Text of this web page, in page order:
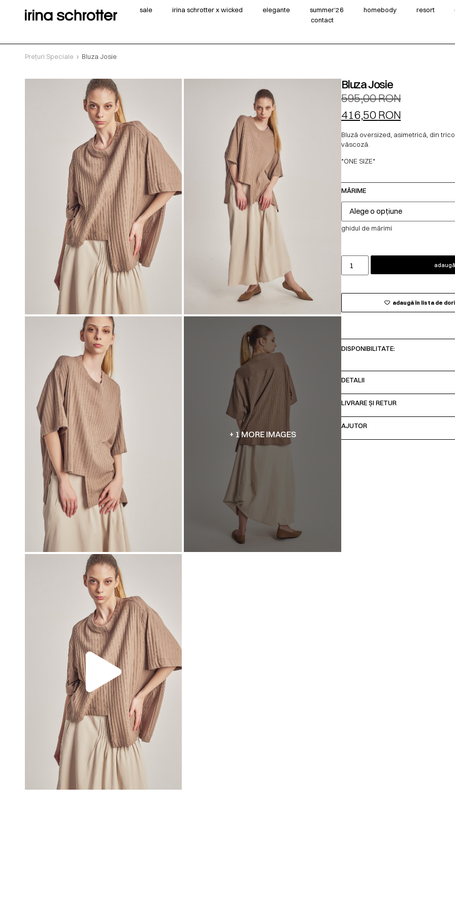
sale irina schrotter x wicked elegante summer‘26 homebody resort
contact
Prețuri Speciale Bluza Josie
+ 1 MORE IMAGES
00:00
Bluza Josie
595,00RON
416,50RON
Bluză oversized, asimetrică, din
vâscoză.
*ONE SIZE*
MĂRIME
ghidul de mărimi
adaugă în lista de
DISPONIBILITATE:
DETALII
LIVRARE ȘI RETUR
AJUTOR